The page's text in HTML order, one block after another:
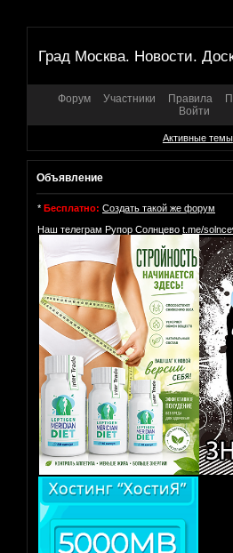
Град Москва. Новости.
Форум Участники Правила
Войти
Активные темы
Объявление
* Бесплатно: Создать такой же форум
Наш телеграм Рупор Солнцево t.me/